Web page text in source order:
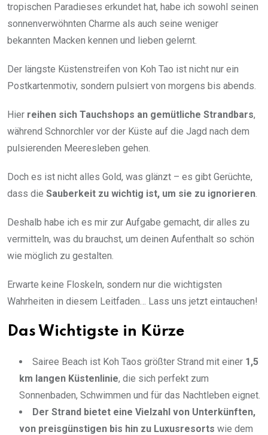
tropischen Paradieses erkundet hat, habe ich sowohl seinen
sonnenverwöhnten Charme als auch seine weniger
bekannten Macken kennen und lieben gelernt.
Der längste Küstenstreifen von Koh Tao ist nicht nur ein
Postkartenmotiv, sondern pulsiert von morgens bis abends.
Hier reihen sich Tauchshops an gemütliche Strandbars,
während Schnorchler vor der Küste auf die Jagd nach dem
pulsierenden Meeresleben gehen.
Doch es ist nicht alles Gold, was glänzt – es gibt Gerüchte,
dass die Sauberkeit zu wichtig ist, um sie zu ignorieren
Deshalb habe ich es mir zur Aufgabe gemacht, dir alles zu
vermitteln, was du brauchst, um deinen Aufenthalt so schön
wie möglich zu gestalten.
Erwarte keine Floskeln, sondern nur die wichtigsten
Wahrheiten in diesem Leitfaden… Lass uns jetzt eintauchen!
Das Wichtigste in Kürze
Sairee Beach ist Koh Taos größter Strand mit einer 1,5
km langen Küstenlinie, die sich perfekt zum
Sonnenbaden, Schwimmen und für das Nachtleben eignet.
Der Strand bietet eine Vielzahl von Unterkünften,
von preisgünstigen bis hin zu Luxusresorts wie dem